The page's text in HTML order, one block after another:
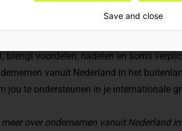
markt aan te boren. Maar hoe geef je
of wil je een buitenlandse
btw-verplichtingen spelen er? En hoe
brengt voordelen, nadelen en soms
vanuit Nederland in het
jou te ondersteunen in je internationale
over ondernemen vanuit Nederland
Save and close